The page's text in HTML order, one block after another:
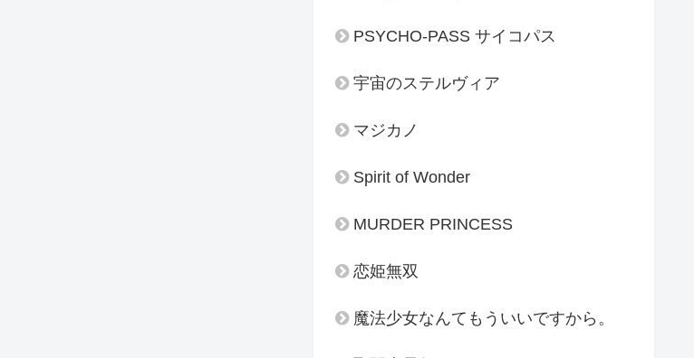
PSYCHO-PASS サイコパス
宇宙のステルヴィア
マジカノ
Spirit of Wonder
MURDER PRINCESS
恋姫無双
魔法少女なんてもういいですから。